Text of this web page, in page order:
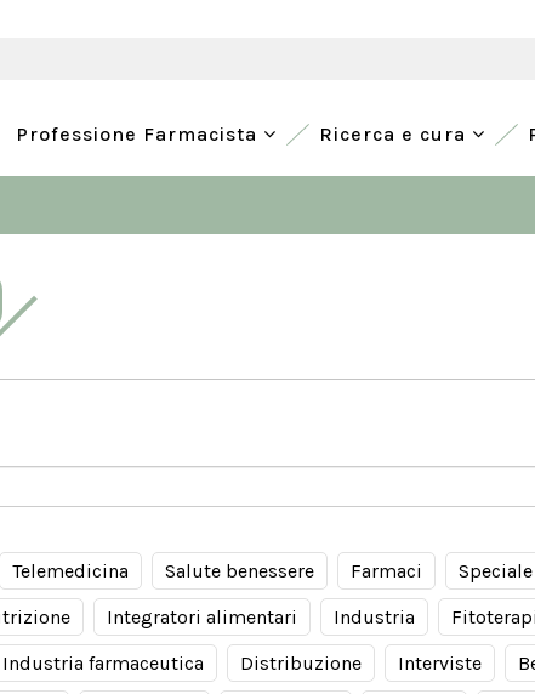
Professione Farmacista Ricerca e cura
Telemedicina Salute benessere Farmaci Speciale
Integratori alimentari Industria
Industria farmaceutica Distribuzione Interviste